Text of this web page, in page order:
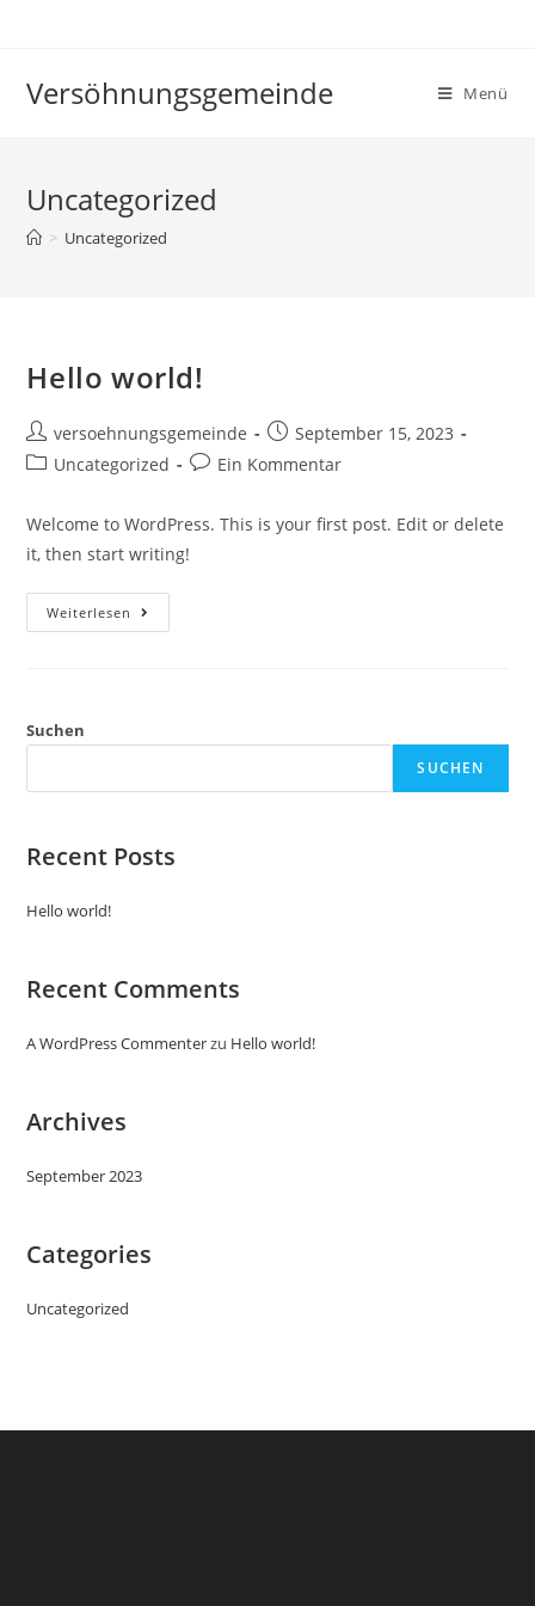
Versöhnungsgemeinde Menü
Uncategorized
> Uncategorized
Hello world!
Beitrags-
Autor:
versoehnungsgemeinde
Beitrag
veröffentlicht:
September 15, 2023
Beitrags-
Uncategorized
Beitrags-
Ein Kommentar
Welcome to WordPress. This is your first post. Edit or delete
it, then start writing!
Weiterlesen Hello
World!
Suchen
SUCHEN
Recent Posts
Hello world!
Recent Comments
A WordPress Commenterzu Hello world!
Archives
September 2023
Categories
Uncategorized